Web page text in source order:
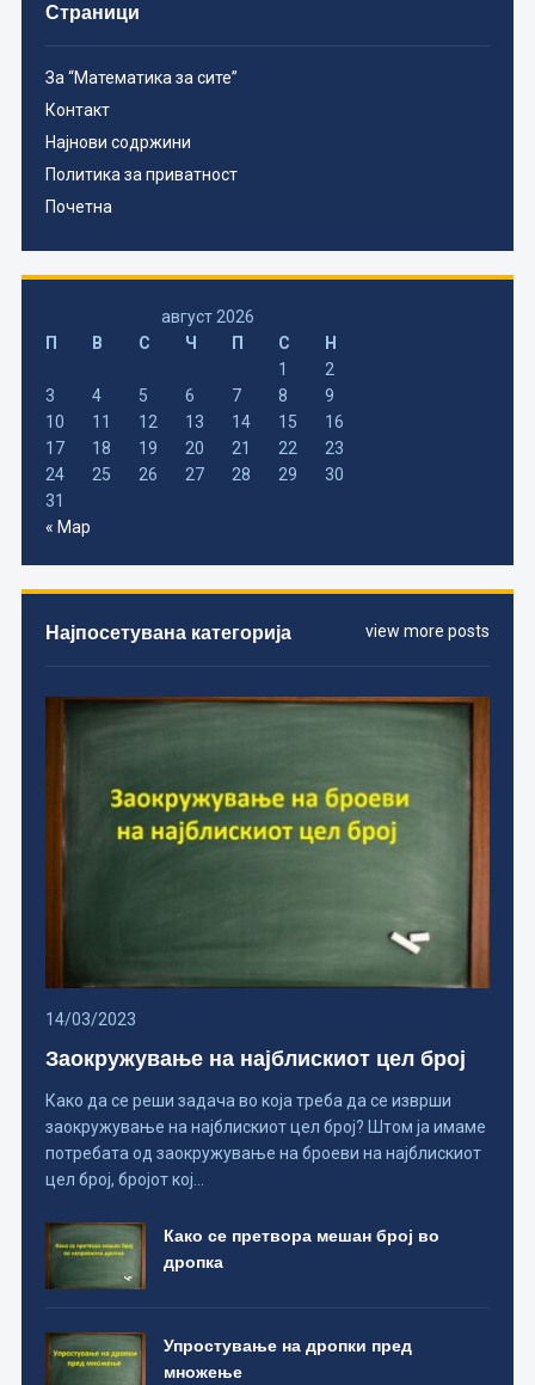
Страници
За “Математика за сите”
Контакт
Најнови содржини
Политика за приватност
Почетна
август 2026
П
В С Ч П С
Н
1
2
3
4 5 6 7 8
9
10
11 12 13 14 15
16
17
18 19 20 21 22
23
24
25 26 27 28 29
30
31
« Мар
view more posts
Најпосетувана категорија
14/03/2023
Заокружување на најблискиот цел број
Како да се реши задача во која треба да се изврши
заокружување на најблискиот цел број? Штом ја имаме
потребата од заокружување на броеви на најблискиот
цел број, бројот кој…
Како се претвора мешан број во
дропка
Упростување на дропки пред
множење